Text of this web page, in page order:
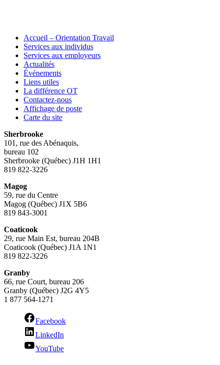
Accueil – Orientation Travail
Services aux individus
Services aux employeurs
Actualités
Événements
Liens utiles
La différence OT
Contactez-nous
Affichage de poste
Carte du site
Sherbrooke
101, rue des Abénaquis,
bureau 102
Sherbrooke (Québec) J1H 1H1
819 822-3226
Magog
59, rue du Centre
Magog (Québec) J1X 5B6
819 843-3001
Coaticook
29, rue Main Est, bureau 204B
Coaticook (Québec) J1A 1N1
819 822-3226
Granby
66, rue Court, bureau 206
Granby (Québec) J2G 4Y5
1 877 564-1271
Facebook
LinkedIn
YouTube